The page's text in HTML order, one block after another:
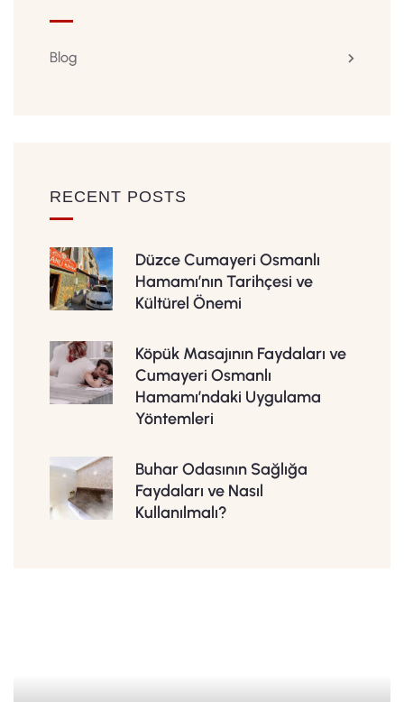
Blog
RECENT POSTS
Düzce Cumayeri Osmanlı
Hamamı’nın Tarihçesi ve
Kültürel Önemi
Köpük Masajının Faydaları ve
Cumayeri Osmanlı
Hamamı’ndaki Uygulama
Yöntemleri
Buhar Odasının Sağlığa
Faydaları ve Nasıl
Kullanılmalı?